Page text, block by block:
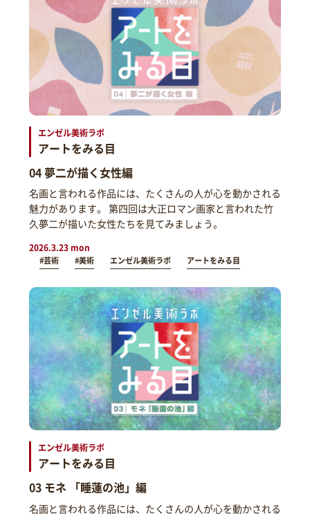
エンゼル美術ラボ
アートをみる目
04 夢二が描く女性編
名画と言われる作品には、たくさんの人が心を動かされる
魅力があります。 第四回は大正ロマン画家と言われた竹
久夢二が描いた女性たちを見てみましょう。
2026.3.23 mon
#芸術 #美術 エンゼル美術ラボ アートをみる目
エンゼル美術ラボ
アートをみる目
03 モネ 「睡蓮の池」編
名画と言われる作品には、たくさんの人が心を動かされる